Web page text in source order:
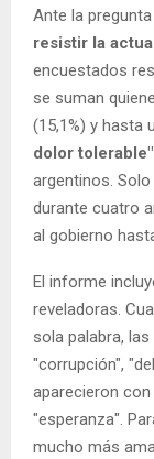
Ante la pregunta
resistir la
encuestados
se suman
(15,1%) y hasta
dolor tolerable"
argentinos.
durante cuatro
al gobierno
El informe
reveladoras.
sola palabra,
"corrupción",
aparecieron
"esperanza".
mucho más